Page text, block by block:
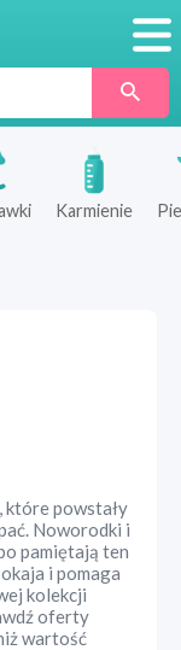
Karmienie
które powstały
Noworodki i
pamiętają ten
i pomaga
kolekcji
oferty
wartość